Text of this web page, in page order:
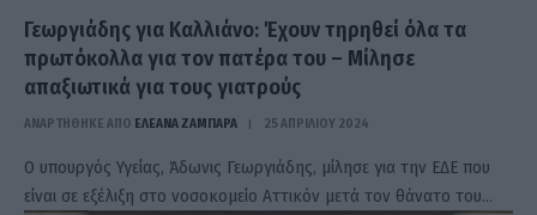
Γεωργιάδης για Καλλιάνο: Έχουν τηρηθεί όλα τα
πρωτόκολλα για τον πατέρα του – Μίλησε
απαξιωτικά για τους γιατρούς
ΑΝΑΡΤΗΘΗΚΕ ΑΠΟ ΕΛΕΑΝΑ ΖΑΜΠΑΡΑ 25 ΑΠΡΙΛΊΟΥ 2024
Ο υπουργός Υγείας, Άδωνις Γεωργιάδης, μίλησε για την ΕΔΕ που
είναι σε εξέλιξη στο νοσοκομείο Αττικόν μετά τον θάνατο του…